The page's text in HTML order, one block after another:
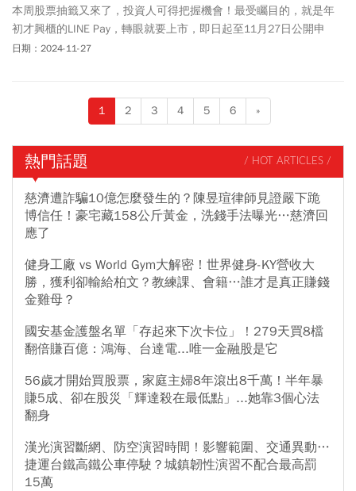
本周股票抽籤又來了，投資人可得把握機會！最受矚目的，就是年
初才興櫃的LINE Pay，轉眼就要上市，即日起至11月27日公開申
購，不過你得先掏出50.8萬元來抽，來搶這1748張股票。此外，還
596.35來算，若抽到1張可以賺進8.8萬之多，而華孚抽到的話也有1
萬8900元進帳。
日期：2024-11-27
1 2 3 4 5 6 »
熱門話題 / HOT ARTICLES /
慈濟遭詐騙10億怎麼發生的？陳昱瑄律師見證嚴下跪
博信任！豪宅藏158公斤黃金，洗錢手法曝光…慈濟回
應了
健身工廠 vs World Gym大解密！世界健身-KY營收大
勝，獲利卻輸給柏文？教練課、會籍…誰才是真正賺錢
金雞母？
國安基金護盤名單「存起來下次卡位」！279天買8檔
翻倍賺百億：鴻海、台達電...唯一金融股是它
56歲才開始買股票，家庭主婦8年滾出8千萬！半年暴
賺5成、卻在股災「輝達殺在最低點」...她靠3個心法
翻身
漢光演習斷網、防空演習時間！影響範圍、交通異動…
捷運台鐵高鐵公車停駛？城鎮韌性演習不配合最高罰
15萬